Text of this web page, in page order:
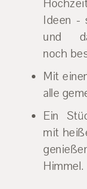
Ideen -
und
noch
Mit
alle
Ein
mit
Himmel.